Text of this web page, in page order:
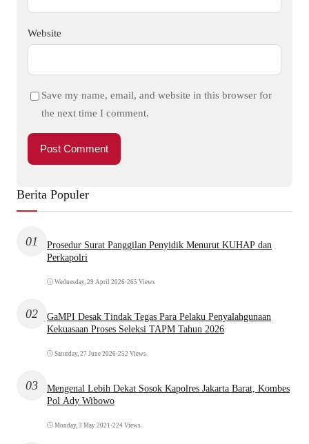
Website
Save my name, email, and website in this browser for
the next time I comment.
Berita Populer
01
Prosedur Surat Panggilan Penyidik Menurut KUHAP dan
Perkapolri
Wednesday, 29 April 2026•265 Views
02
GaMPI Desak Tindak Tegas Para Pelaku Penyalahgunaan
Kekuasaan Proses Seleksi TAPM Tahun 2026
Saturday, 27 June 2026•252 Views
03
Mengenal Lebih Dekat Sosok Kapolres Jakarta Barat, Kombes
Pol Ady Wibowo
Monday, 3 May 2021 •224 Views